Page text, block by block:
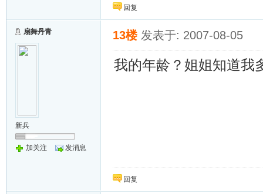
回复
扇舞丹青
新兵
加关注 发消息
13楼 发表于: 2007-08-05
我的年龄？姐姐知道我
回复